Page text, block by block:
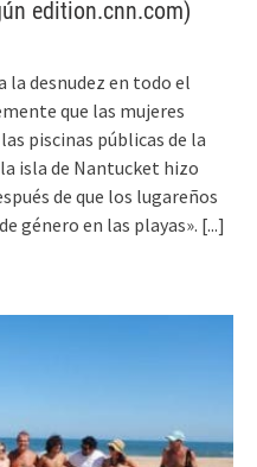
edition.cnn.com)
la desnudez en todo el
que las mujeres
piscinas públicas de la
isla de Nantucket hizo
de que los lugareños
género en las playas». [...]